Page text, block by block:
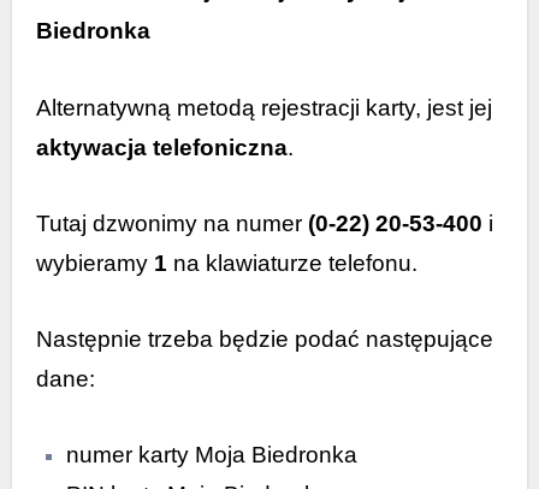
Biedronka
Alternatywną metodą rejestracji karty, jest jej
aktywacja telefoniczna.
Tutaj dzwonimy na numer (0-22) 20-53-400 i
wybieramy 1 na klawiaturze telefonu.
Następnie trzeba będzie podać następujące
dane:
numer karty Moja Biedronka